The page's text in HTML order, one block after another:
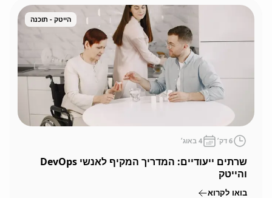
הייטק - תוכנה
6 דק׳ 4 באוג׳
שרתים ייעודיים: המדריך המקיף לאנשי DevOps
והייטק
בואו לקרוא